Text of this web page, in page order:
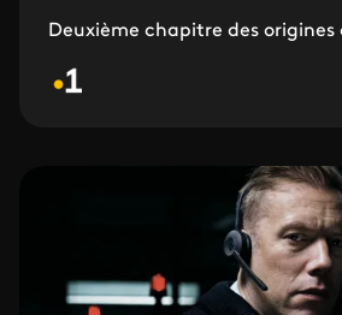
Deuxième chapitre des origines